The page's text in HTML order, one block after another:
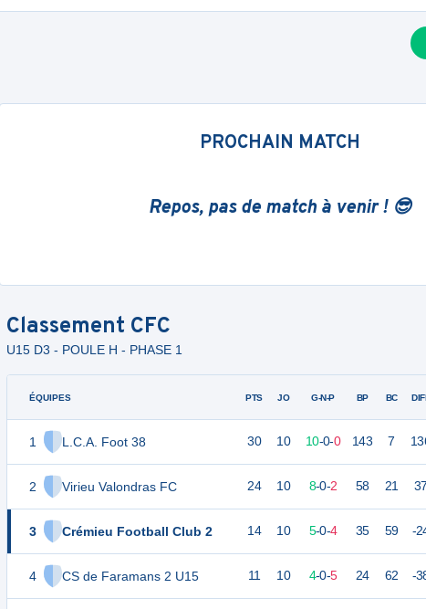
PROCHAIN MATCH
Repos, pas de match à venir ! 😎
Classement CFC
U15 D3 - POULE H - PHASE 1
ÉQUIPES
1 L.C.A. Foot 38
2 Virieu Valondras FC
3 Crémieu Football Club 2
4 CS de Faramans 2 U15
PTS JO G-N-P BP BC
30 10 10-0-0 143 7
24 10 8-0-2 58 21 37
14 10 5-0-4 35 59 -
11 10 4-0-5 24 62 -